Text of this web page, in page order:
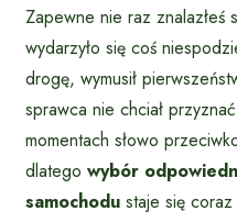
Zapewne nie raz
wydarzyło się coś
drogę, wymusił
sprawca nie chciał
momentach słowo
dlatego wybór
samochodu staje się